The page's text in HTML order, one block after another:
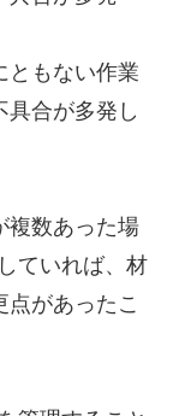
ともない作業
具合が多発し
複数あった場
ていれば、材
があったこ